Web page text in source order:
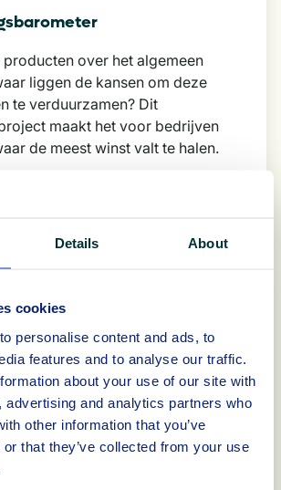
Details About
cookies
personalise content and ads, to
features and to analyse our traffic.
about your use of our site with
advertising and analytics partners who
other information that you’ve
that they’ve collected from your use
over het algemeen
liggen de kansen om deze
te verduurzamen? Dit
maakt het voor bedrijven
de meest winst valt te halen.